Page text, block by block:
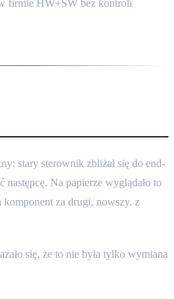
firmie HW+SW bez kontroli
stary sterownik zbliżał się do end-
następcę. Na papierze wyglądało to
za drugi, nowszy, z
się, że to nie była tylko wymiana